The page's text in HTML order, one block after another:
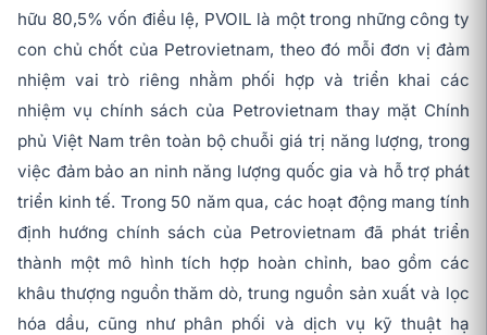
hữu 80,5% vốn điều lệ, PVOIL là một trong những công ty
con chủ chốt của Petrovietnam, theo đó mỗi đơn vị đảm
nhiệm vai trò riêng nhằm phối hợp và triển khai các
nhiệm vụ chính sách của Petrovietnam thay mặt Chính
phủ Việt Nam trên toàn bộ chuỗi giá trị năng lượng, trong
việc đảm bảo an ninh năng lượng quốc gia và hỗ trợ phát
triển kinh tế. Trong 50 năm qua, các hoạt động mang tính
định hướng chính sách của Petrovietnam đã phát triển
thành một mô hình tích hợp hoàn chỉnh, bao gồm các
khâu thượng nguồn thăm dò, trung nguồn sản xuất và lọc
hóa dầu, cũng như phân phối và dịch vụ kỹ thuật hạ